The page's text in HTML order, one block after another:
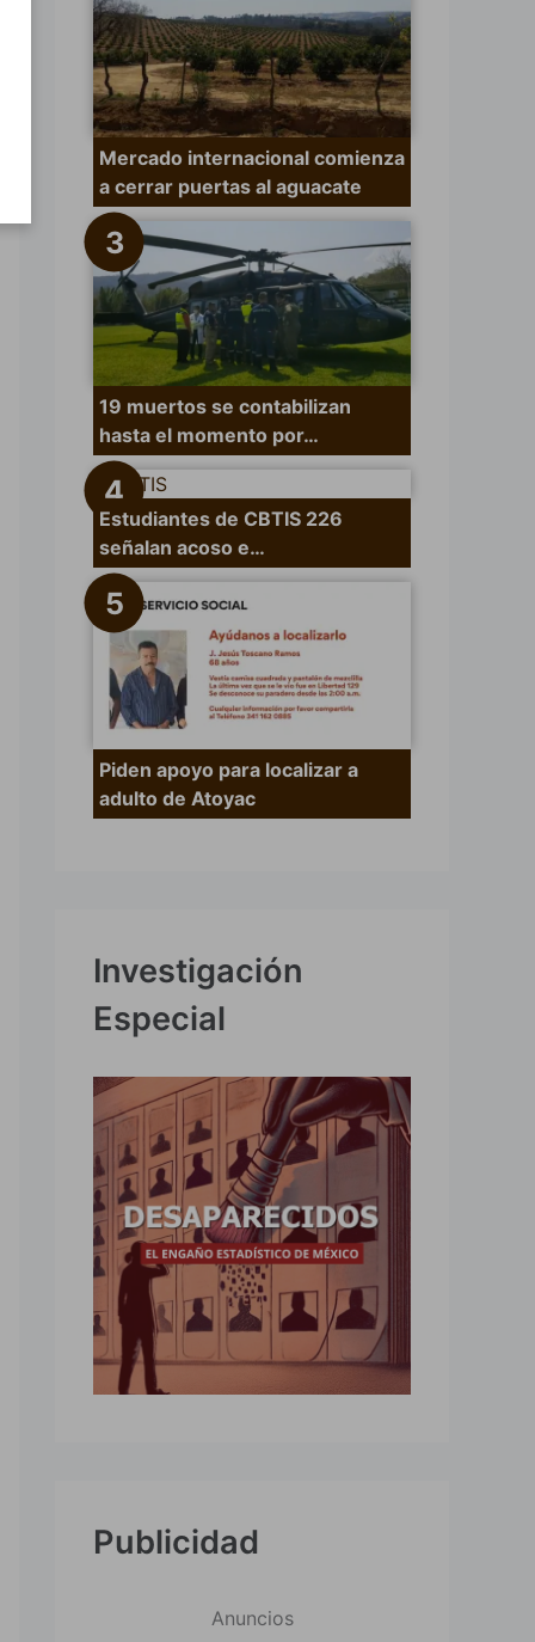
Mercado internacional comienza
a cerrar puertas al aguacate
19 muertos se contabilizan
hasta el momento por…
Estudiantes de CBTIS 226
señalan acoso e…
Piden apoyo para localizar a
adulto de Atoyac
Investigación
Especial
Publicidad
Anuncios